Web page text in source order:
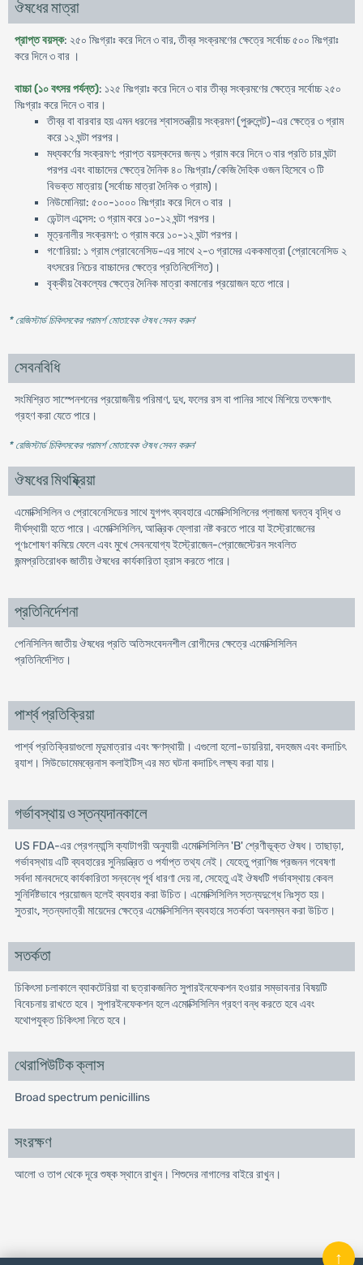
ঔষধের মাত্রা
প্রাপ্ত বয়স্ক: ২৫০ মিঃগ্রাঃ করে দিনে ৩ বার, তীব্র সংক্রমণের ক্ষেত্রে সর্বোচ্চ ৫০০ মিঃগ্রাঃ
করে দিনে ৩ বার ।
বাচ্চা (১০ বৎসর পর্যন্ত): ১২৫ মিঃগ্রাঃ করে দিনে ৩ বার তীব্র সংক্রমণের ক্ষেত্রে সর্বোচ্চ ২৫০
মিঃগ্রাঃ করে দিনে ৩ বার।
তীব্র বা বারবার হয় এমন ধরনের শ্বাসতন্ত্রীয় সংক্রমণ (পুরুলেন্ট)-এর ক্ষেত্রে ৩ গ্রাম
করে ১২ ঘন্টা পরপর।
মধ্যকর্ণের সংক্রমণ: প্রাপ্ত বয়স্কদের জন্য ১ গ্রাম করে দিনে ৩ বার প্রতি চার ঘন্টা
পরপর এবং বাচ্চাদের ক্ষেত্রে দৈনিক ৪০ মিঃগ্রাঃ/কেজি দৈহিক ওজন হিসেবে ৩ টি
বিভক্ত মাত্রায় (সর্বোচ্চ মাত্রা দৈনিক ৩ গ্রাম)।
নিউমোনিয়া: ৫০০-১০০০ মিঃগ্রাঃ করে দিনে ৩ বার ।
ডেন্টাল এব্সেস: ৩ গ্রাম করে ১০-১২ ঘন্টা পরপর।
মূত্রনালীর সংক্রমণ: ৩ গ্রাম করে ১০-১২ ঘন্টা পরপর।
গণোরিয়া: ১ গ্রাম প্রোবেনেসিড-এর সাথে ২-৩ গ্রামের এককমাত্রা (প্রোবেনেসিড ২
বৎসরের নিচের বাচ্চাদের ক্ষেত্রে প্রতিনির্দেশিত)।
বৃক্কীয় বৈকল্যের ক্ষেত্রে দৈনিক মাত্রা কমানোর প্রয়োজন হতে পারে।
* রেজিস্টার্ড চিকিৎসকের পরামর্শ মোতাবেক ঔষধ সেবন করুন'
সেবনবিধি
সংমিশ্রিত সাস্পেনশনের প্রয়োজনীয় পরিমাণ, দুধ, ফলের রস বা পানির সাথে মিশিয়ে তৎক্ষণাৎ
গ্রহণ করা যেতে পারে।
* রেজিস্টার্ড চিকিৎসকের পরামর্শ মোতাবেক ঔষধ সেবন করুন'
ঔষধের মিথষ্ক্রিয়া
এমোক্সিসিলিন ও প্রোবেনেসিডের সাথে যুগপৎ ব্যবহারে এমোক্সিসিলিনের প্লাজমা ঘনত্ব বৃদ্ধি ও
দীর্ঘস্থায়ী হতে পারে। এমোক্সিসিলিন, আন্ত্রিক ফ্লোরা নষ্ট করতে পারে যা ইস্ট্রোজেনের
পূণঃশোষণ কমিয়ে ফেলে এবং মুখে সেবনযোগ্য ইস্ট্রোজেন-প্রোজেস্টেরন সংবলিত
জন্মপ্রতিরোধক জাতীয় ঔষধের কার্যকারিতা হ্রাস করতে পারে।
প্রতিনির্দেশনা
পেনিসিলিন জাতীয় ঔষধের প্রতি অতিসংবেদনশীল রোগীদের ক্ষেত্রে এমোক্সিসিলিন
প্রতিনির্দেশিত।
পার্শ্ব প্রতিক্রিয়া
পার্শ্ব প্রতিক্রিয়াগুলো মৃদুমাত্রার এবং ক্ষণস্থায়ী। এগুলো হলো-ডায়রিয়া, বদহজম এবং কদাচিৎ
র‌্যাশ। সিউডোমেমব্রেনাস কলাইটিস্ এর মত ঘটনা কদাচিৎ লক্ষ্য করা যায়।
গর্ভাবস্থায় ও স্তন্যদানকালে
US FDA-এর প্রেগন্যান্সি ক্যাটাগরী অনুযায়ী এমোক্সিসিলিন 'B' শ্রেণীভূক্ত ঔষধ। তাছাড়া,
গর্ভাবস্থায় এটি ব্যবহারের সুনিয়ন্ত্রিত ও পর্যাপ্ত তথ্য নেই। যেহেতু প্রাণিজ প্রজনন গবেষণা
সর্বদা মানবদেহে কার্যকারিতা সন্বন্ধে পূর্ব ধারণা দেয় না, সেহেতু এই ঔষধটি গর্ভাবস্থায় কেবল
সুনির্দিষ্টভাবে প্রয়োজন হলেই ব্যবহার করা উচিত। এমোক্সিসিলিন স্তন্যদুগ্ধে নিঃসৃত হয়।
সুতরাং, স্তন্যদাত্রী মায়েদের ক্ষেত্রে এমোক্সিসিলিন ব্যবহারে সতর্কতা অবলম্বন করা উচিত।
সতর্কতা
চিকিৎসা চলাকালে ব্যাকটেরিয়া বা ছত্রাকজনিত সুপারইনফেকশন হওয়ার সম্ভাবনার বিষয়টি
বিবেচনায় রাখতে হবে। সুপারইনফেকশন হলে এমোক্সিসিলিন গ্রহণ বন্ধ করতে হবে এবং
যথোপযুক্ত চিকিৎসা নিতে হবে।
থেরাপিউটিক ক্লাস
Broad spectrum penicillins
সংরক্ষণ
আলো ও তাপ থেকে দূরে শুষ্ক স্থানে রাখুন। শিশুদের নাগালের বাইরে রাখুন।
↑